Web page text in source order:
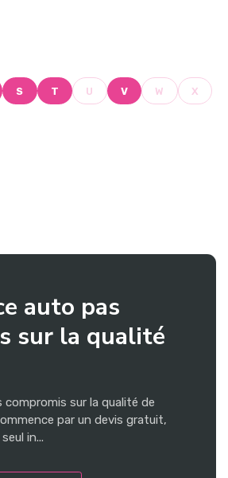
S T U V W X
auto pas
sur la qualité
sur la qualité de
par un devis gratuit,
in...